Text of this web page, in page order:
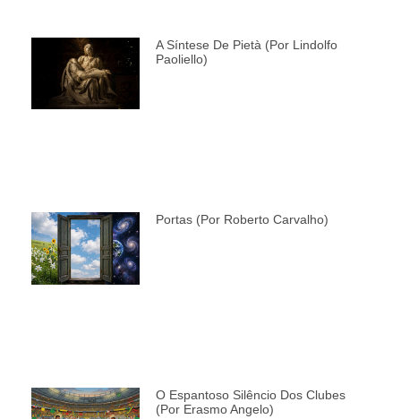
A Síntese De Pietà (por Lindolfo
Paoliello)
Portas (por Roberto Carvalho)
O Espantoso Silêncio Dos Clubes
(por Erasmo Angelo)